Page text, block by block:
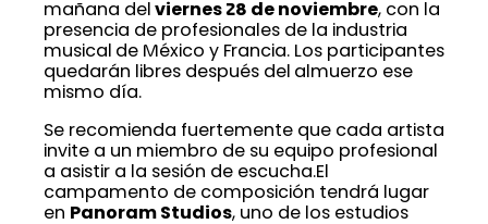
mañana del viernes 28 de noviembre, con la
presencia de profesionales de la industria
musical de México y Francia. Los participantes
quedarán libres después del almuerzo ese
mismo día.
Se recomienda fuertemente que cada artista
invite a un miembro de su equipo profesional
a asistir a la sesión de escucha.El
campamento de composición tendrá lugar
en Panoram Studios, uno de los estudios